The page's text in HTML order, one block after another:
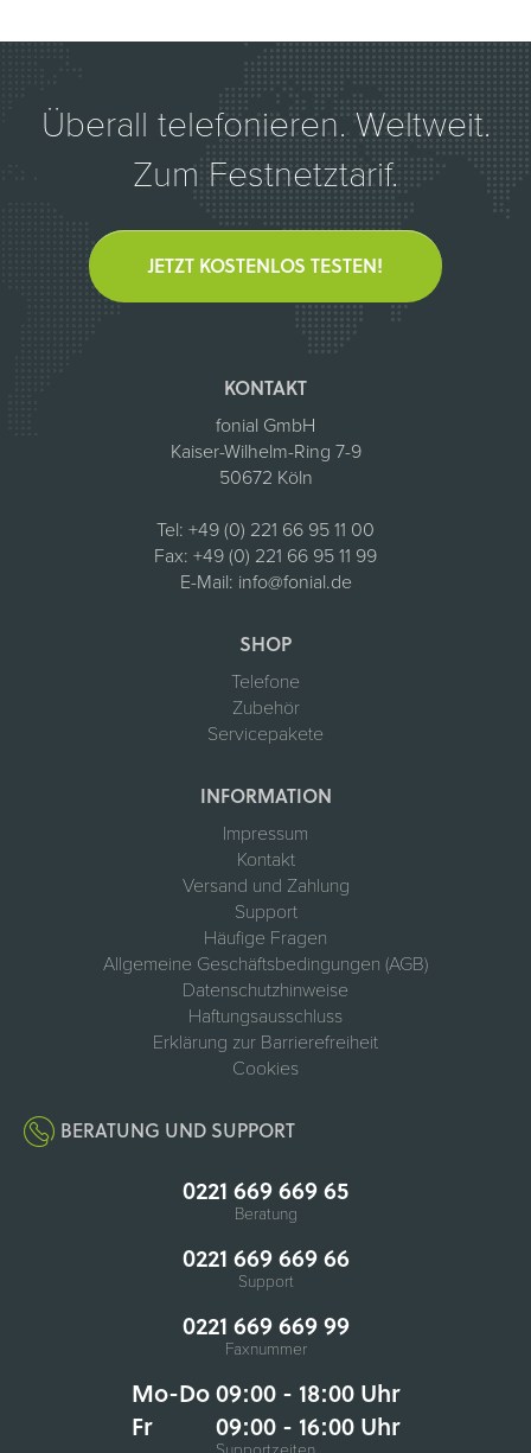
Überall telefonieren. Weltweit.
Zum Festnetztarif.
JETZT KOSTENLOS TESTEN!
KONTAKT
fonial GmbH
Kaiser-Wilhelm-Ring 7-9
50672 Köln
Tel: +49 (0) 221 66 95 11 00
Fax: +49 (0) 221 66 95 11 99
E-Mail: info@fonial.de
SHOP
Telefone
Zubehör
Servicepakete
INFORMATION
Impressum
Kontakt
Versand und Zahlung
Support
Häufige Fragen
Allgemeine Geschäftsbedingungen (AGB)
Datenschutzhinweise
Haftungsausschluss
Erklärung zur Barrierefreiheit
Cookies
BERATUNG UND SUPPORT
0221 669 669 65
Beratung
0221 669 669 66
Support
0221 669 669 99
Faxnummer
Mo-Do 09:00 - 18:00 Uhr
Fr
09:00 - 16:00 Uhr